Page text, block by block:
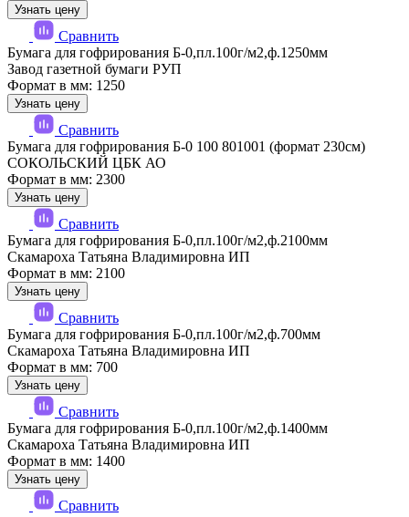
Узнать цену
Сравнить
Бумага для гофрирования Б-0,пл.100г/м2,ф.1250мм
Завод газетной бумаги РУП
Формат в мм: 1250
Узнать цену
Сравнить
Бумага для гофрирования Б-0 100 801001 (формат 230см)
СОКОЛЬСКИЙ ЦБК АО
Формат в мм: 2300
Узнать цену
Сравнить
Бумага для гофрирования Б-0,пл.100г/м2,ф.2100мм
Скамароха Татьяна Владимировна ИП
Формат в мм: 2100
Узнать цену
Сравнить
Бумага для гофрирования Б-0,пл.100г/м2,ф.700мм
Скамароха Татьяна Владимировна ИП
Формат в мм: 700
Узнать цену
Сравнить
Бумага для гофрирования Б-0,пл.100г/м2,ф.1400мм
Скамароха Татьяна Владимировна ИП
Формат в мм: 1400
Узнать цену
Сравнить